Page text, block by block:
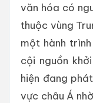
văn hóa có
thuộc vùng
một hành
cội nguồn
hiện đang
vực châu Á